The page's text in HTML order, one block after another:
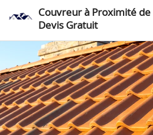
Couvreur à Proximité de
Devis Gratuit